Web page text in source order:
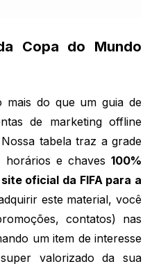
Copa do Mundo
mais do que um guia de
de marketing offline
tabela traz a grade
horários e chaves 100%
oficial da FIFA para a
este material, você
contatos) nas
um item de interesse
valorizado da sua